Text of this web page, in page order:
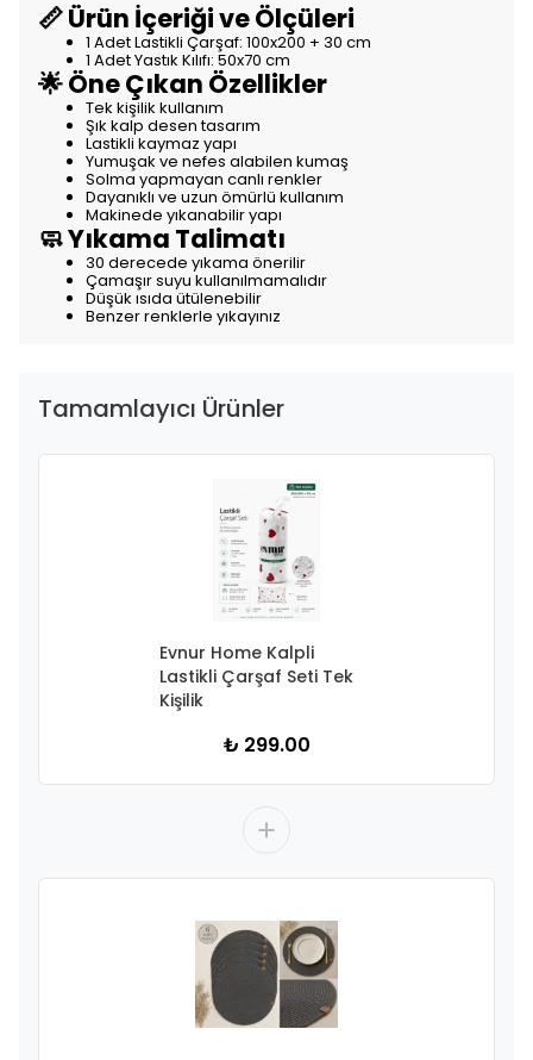
📏 Ürün İçeriği ve Ölçüleri
1 Adet Lastikli Çarşaf: 100x200 + 30 cm
1 Adet Yastık Kılıfı: 50x70 cm
🌟 Öne Çıkan Özellikler
Tek kişilik kullanım
Şık kalp desen tasarım
Lastikli kaymaz yapı
Yumuşak ve nefes alabilen kumaş
Solma yapmayan canlı renkler
Dayanıklı ve uzun ömürlü kullanım
Makinede yıkanabilir yapı
🧼 Yıkama Talimatı
30 derecede yıkama önerilir
Çamaşır suyu kullanılmamalıdır
Düşük ısıda ütülenebilir
Benzer renklerle yıkayınız
Tamamlayıcı Ürünler
Evnur Home Kalpli
Lastikli Çarşaf Seti Tek
Kişilik
₺ 299.00